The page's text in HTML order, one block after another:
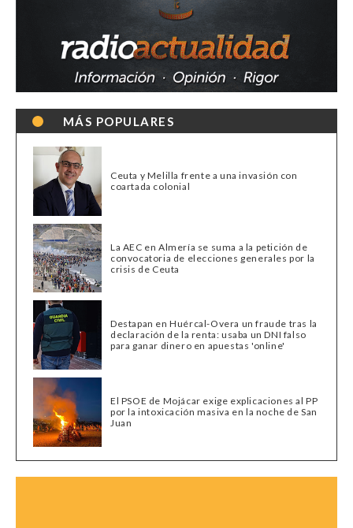
MÁS POPULARES
Ceuta y Melilla frente a una invasión con
coartada colonial
La AEC en Almería se suma a la petición de
convocatoria de elecciones generales por la
crisis de Ceuta
Destapan en Huércal-Overa un fraude tras la
declaración de la renta: usaba un DNI falso
para ganar dinero en apuestas 'online'
El PSOE de Mojácar exige explicaciones al PP
por la intoxicación masiva en la noche de San
Juan